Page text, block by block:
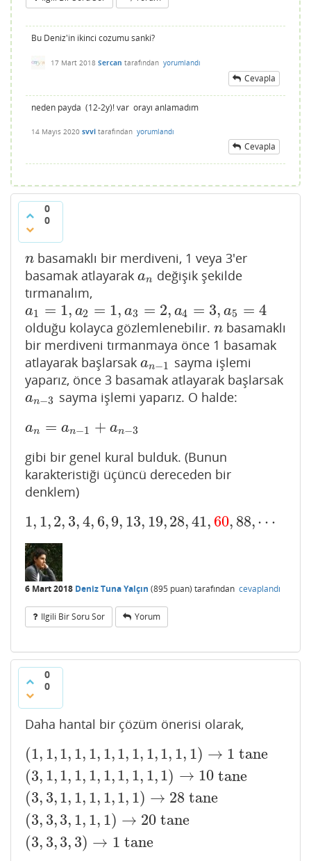
Bu Deniz'in ikinci cozumu sanki?
17 Mart 2018 Sercan tarafından yorumlandı
Cevapla
neden payda (12-2y)! var orayı anlamadım
14 Mayıs 2020 svvl tarafından yorumlandı
Cevapla
0
0
n
nbasamaklı bir merdiveni, 1 veya 3'er
basamak atlayarak an
an değişik şekilde
tırmanalım,
a1 = 1, a2 = 1, a3 = 2, a4 = 3, a5 = 4
a1 =1, a2=1,a 3= 2,a 4= ,a5=4
olduğu kolayca gözlemlenebilir. n
nbasamaklı
bir merdiveni tırmanmaya önce 1 basamak
atlayarak başlarsak an−1
an−1 sayma işlemi
yaparız, önce 3 basamak atlayarak başlarsak
an−3
an−3 sayma işlemi yaparız. O halde:
an = an−1 + an−3
an=an−1 +an−3
gibi bir genel kural bulduk. (Bunun
karakteristiği üçüncü dereceden bir
denklem)
1, 1,2, 3,4, 6,9, 13, 19,28,41, 60, 88,⋯
1 ,1, 2,3 ,4, 6,9 ,13, 19,28,41,60, 88,⋯
6 Mart 2018 Deniz Tuna Yalçın (895 puan) tarafından cevaplandı
Ilgili Bir Soru Sor Yorum
0
0
Daha hantal bir çözüm önerisi olarak,
(1, 1,1, 1, 1, 1,1, 1, 1,1, 1, 1) → 1 tane
(3, 1,1, 1, 1, 1,1, 1, 1,1) → 10tane
(3, 3,1, 1, 1, 1,1, 1) → 28 tane
(3, 3,3, 1, 1, 1) → 20 tane
(3, 3,3, 3) → 1 tane
(1,1 ,1, 1,1 ,1, 1,1 ,1, 1,1 ,1) → 1tane(3 ,1,1 ,1 ,1,1,1,